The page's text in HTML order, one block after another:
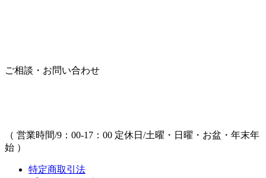
ご相談・お問い合わせ
（ 営業時間/9：00-17：00 定休日/土曜・日曜・お盆・年末年
始 ）
特定商取引法